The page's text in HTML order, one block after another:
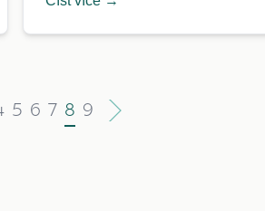
5 6 7 8 9